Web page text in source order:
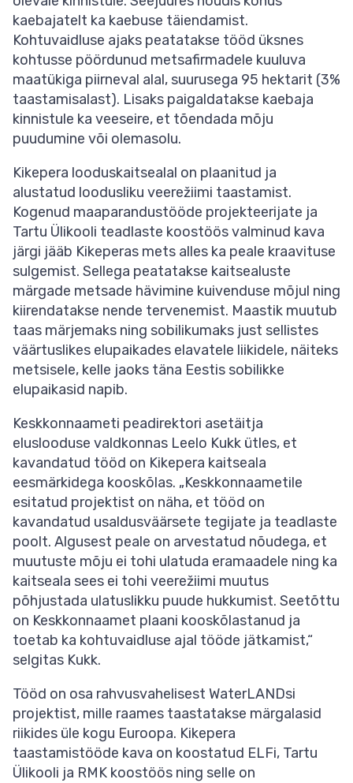
kaebajatelt ka kaebuse täiendamist.
Kohtuvaidluse ajaks peatatakse tööd üksnes
kohtusse pöördunud metsafirmadele kuuluva
maatükiga piirneval alal, suurusega 95 hektarit (3%
taastamisalast). Lisaks paigaldatakse kaebaja
kinnistule ka veeseire, et tõendada mõju
puudumine või olemasolu.
Kikepera looduskaitsealal on plaanitud ja
alustatud loodusliku veerežiimi taastamist.
Kogenud maaparandustööde projekteerijate ja
Tartu Ülikooli teadlaste koostöös valminud kava
järgi jääb Kikeperas mets alles ka peale kraavituse
sulgemist. Sellega peatatakse kaitsealuste
märgade metsade hävimine kuivenduse mõjul ning
kiirendatakse nende tervenemist. Maastik muutub
taas märjemaks ning sobilikumaks just sellistes
väärtuslikes elupaikades elavatele liikidele, näiteks
metsisele, kelle jaoks täna Eestis sobilikke
elupaikasid napib.
Keskkonnaameti peadirektori asetäitja
eluslooduse valdkonnas Leelo Kukk ütles, et
kavandatud tööd on Kikepera kaitseala
eesmärkidega kooskõlas. „Keskkonnaametile
esitatud projektist on näha, et tööd on
kavandatud usaldusväärsete tegijate ja teadlaste
poolt. Algusest peale on arvestatud nõudega, et
muutuste mõju ei tohi ulatuda eramaadele ning ka
kaitseala sees ei tohi veerežiimi muutus
põhjustada ulatuslikku puude hukkumist. Seetõttu
on Keskkonnaamet plaani kooskõlastanud ja
toetab ka kohtuvaidluse ajal tööde jätkamist,“
selgitas Kukk.
Tööd on osa rahvusvahelisest WaterLANDsi
projektist, mille raames taastatakse märgalasid
riikides üle kogu Euroopa. Kikepera
taastamistööde kava on koostatud ELFi, Tartu
Ülikooli ja RMK koostöös ning selle on